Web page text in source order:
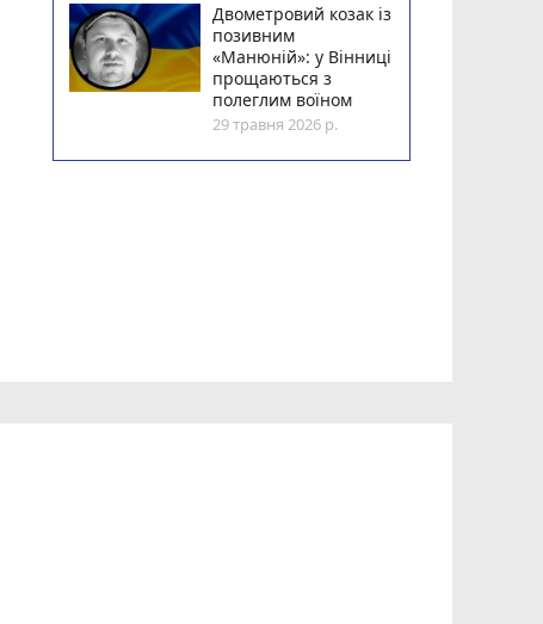
Двометровий козак із
позивним
«Манюній»: у Вінниці
прощаються з
полеглим воїном
29 травня 2026 р.